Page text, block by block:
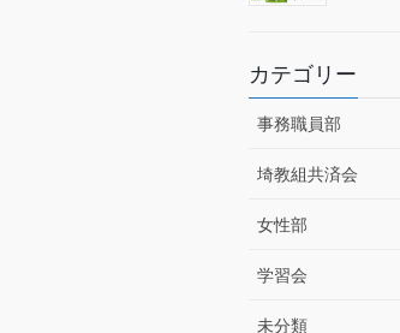
カテゴリー
事務職員部
埼教組共済会
女性部
学習会
未分類